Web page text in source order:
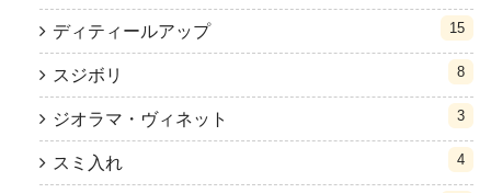
ディティールアップ 15
スジボリ 8
ジオラマ・ヴィネット 3
スミ入れ 4